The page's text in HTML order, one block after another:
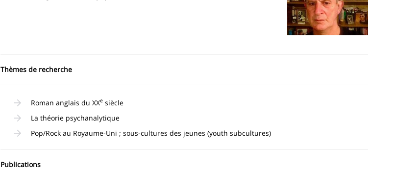
Thèmes de recherche
Roman anglais du XXesiècle
La théorie psychanalytique
Pop/Rock au Royaume-Uni ; sous-cultures des jeunes (youth subcultures)
Publications